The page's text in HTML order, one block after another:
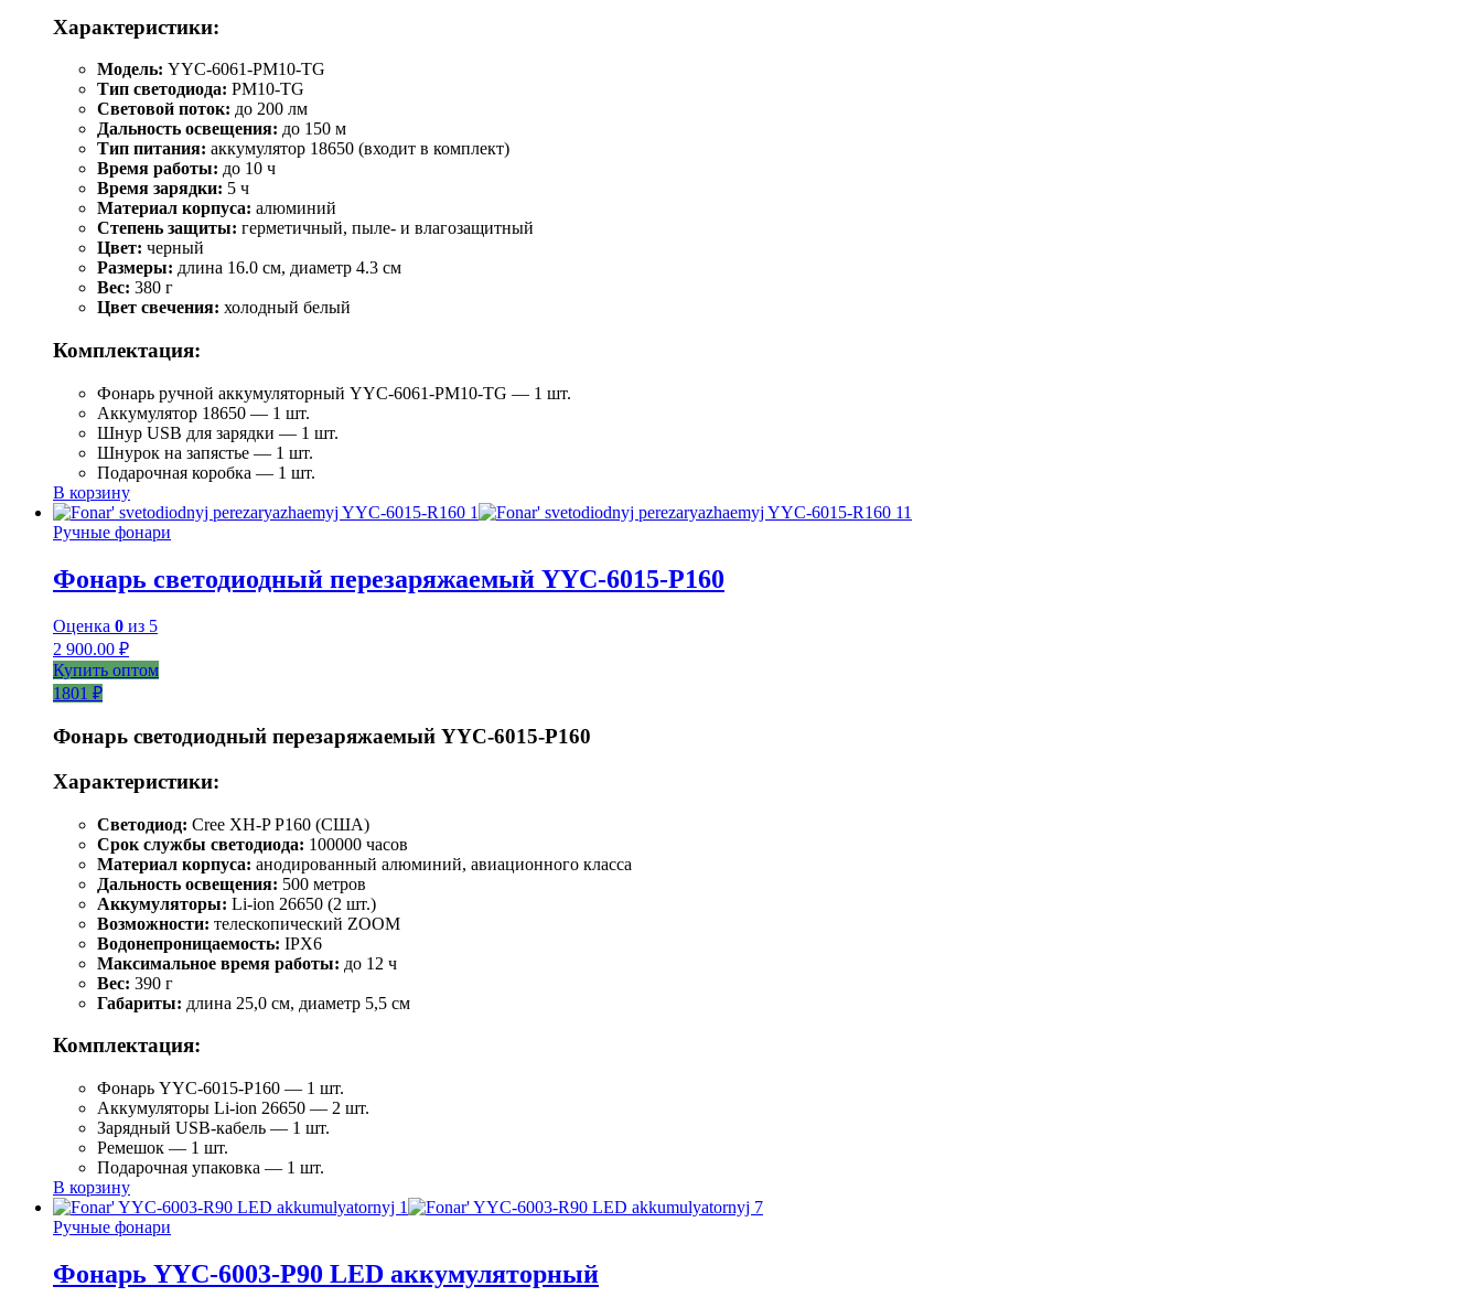
Характеристики:
Модель: YYC-6061-РM10-TG
Тип светодиода: PM10-TG
Световой поток: до 200 лм
Дальность освещения: до 150 м
Тип питания: аккумулятор 18650 (входит в комплект)
Время работы: до 10 ч
Время зарядки: 5 ч
Материал корпуса: алюминий
Степень защиты: герметичный, пыле- и влагозащитный
Цвет: черный
Размеры: длина 16.0 см, диаметр 4.3 см
Вес: 380 г
Цвет свечения: холодный белый
Комплектация:
Фонарь ручной аккумуляторный YYC-6061-РM10-TG — 1 шт.
Аккумулятор 18650 — 1 шт.
Шнур USB для зарядки — 1 шт.
Шнурок на запястье — 1 шт.
Подарочная коробка — 1 шт.
В корзину
Ручные фонари
Фонарь светодиодный перезаряжаемый YYC-6015-Р160
Оценка 0 из 5
2 900.00 ₽
Купить оптом
1801 ₽
Фонарь светодиодный перезаряжаемый YYC-6015-P160
Характеристики:
Светодиод: Cree XH-P P160 (США)
Срок службы светодиода: 100000 часов
Материал корпуса: анодированный алюминий, авиационного класса
Дальность освещения: 500 метров
Аккумуляторы: Li-ion 26650 (2 шт.)
Возможности: телескопический ZOOM
Водонепроницаемость: IPX6
Максимальное время работы: до 12 ч
Вес: 390 г
Габариты: длина 25,0 см, диаметр 5,5 см
Комплектация:
Фонарь YYC-6015-P160 — 1 шт.
Аккумуляторы Li-ion 26650 — 2 шт.
Зарядный USB-кабель — 1 шт.
Ремешок — 1 шт.
Подарочная упаковка — 1 шт.
В корзину
Ручные фонари
Фонарь YYC-6003-Р90 LED аккумуляторный